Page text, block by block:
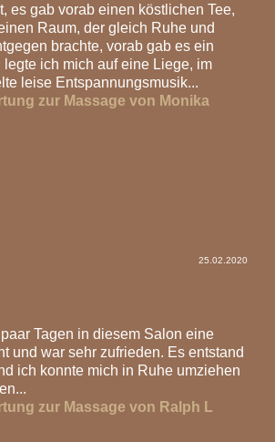
es gab vorab einen köstlichen Tee,
Raum, der gleich Ruhe und
brachte, vorab gab es ein
legte ich mich auf eine Liege, im
leise Entspannungsmusik...
zur Massage von Monika
25.02.2020
Tagen in diesem Salon eine
und war sehr zufrieden. Es entstand
ich konnte mich in Ruhe umziehen
zur Massage von Ralph L